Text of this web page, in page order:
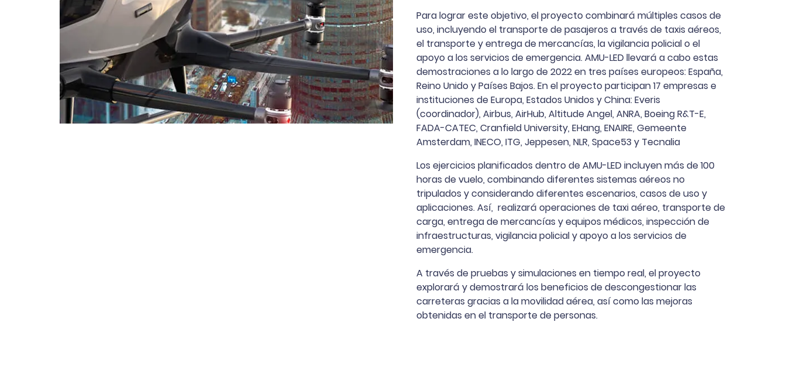
Para lograr este objetivo, el proyecto combinará múltiples casos de
uso, incluyendo el transporte de pasajeros a través de taxis aéreos,
el transporte y entrega de mercancías, la vigilancia policial o el
apoyo a los servicios de emergencia. AMU-LED llevará a cabo estas
demostraciones a lo largo de 2022 en tres países europeos: España,
Reino Unido y Países Bajos. En el proyecto participan 17 empresas e
instituciones de Europa, Estados Unidos y China: Everis
(coordinador), Airbus, AirHub, Altitude Angel, ANRA, Boeing R&T-E,
FADA-CATEC, Cranfield University, EHang, ENAIRE, Gemeente
Amsterdam, INECO, ITG, Jeppesen, NLR, Space53 y Tecnalia
Los ejercicios planificados dentro de AMU-LED incluyen más de 100
horas de vuelo, combinando diferentes sistemas aéreos no
tripulados y considerando diferentes escenarios, casos de uso y
aplicaciones. Así, realizará operaciones de taxi aéreo, transporte de
carga, entrega de mercancías y equipos médicos, inspección de
infraestructuras, vigilancia policial y apoyo a los servicios de
emergencia.
A través de pruebas y simulaciones en tiempo real, el proyecto
explorará y demostrará los beneficios de descongestionar las
carreteras gracias a la movilidad aérea, así como las mejoras
obtenidas en el transporte de personas.